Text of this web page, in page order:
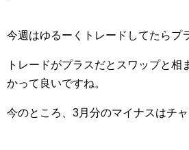
今週はゆるーくトレードしてたらプ
トレードがプラスだとスワップと相
かって良いですね。
今のところ、3月分のマイナスはチャ